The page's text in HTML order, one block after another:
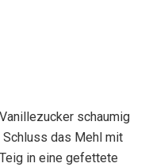
schaumig
Schluss das Mehl mit
in eine gefettete